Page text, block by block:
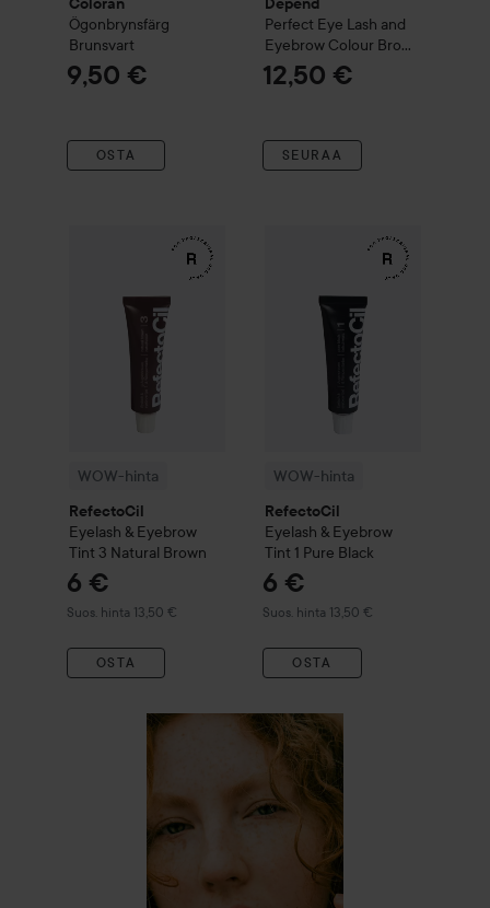
Ögonbrynsfärg
Brunsvart
9,50 €
OSTA
Perfect Eye Lash and
Eyebrow Colour Brown
Black
12,50 €
SEURAA
WOW-hinta
RefectoCil
Eyelash & Eyebrow
Tint 3 Natural Brown
6 €
Suos. hinta 13,50 €
Suositeltu hinta 13,50 €
OSTA
RefectoCil Eyelash & Eyebrow Tint
WOW-hinta
RefectoCil
Eyelash & Eyebrow
Tint 1 Pure Black
6 €
Suos. hinta 13,50 €
Suositeltu hinta 13,50 €
OSTA
RefectoCil